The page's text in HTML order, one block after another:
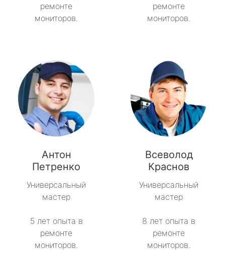
ремонте
мониторов.
ремонте
мониторов.
Антон
Петренко
Универсальный
мастер
5 лет опыта в
ремонте
мониторов.
Всеволод
Краснов
Универсальный
мастер
8 лет опыта в
ремонте
мониторов.